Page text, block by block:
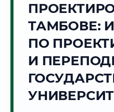
Г.
Погода в г. Тамбов:
🌅 Восход:04:44
ТАМБОВЕ:
ПО
И